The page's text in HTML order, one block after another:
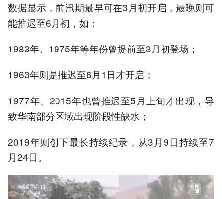
数据显示，前汛期最早可在3月初开启，最晚则可
能推迟至6月初，如：
1983年、1975年等年份曾提前至3月初登场；
1963年则是推迟至6月1日才开启；
1977年、2015年也曾推迟至5月上旬才出现，导
致华南部分区域出现阶段性缺水；
2019年则创下最长持续纪录，从3月9日持续至7
月24日。